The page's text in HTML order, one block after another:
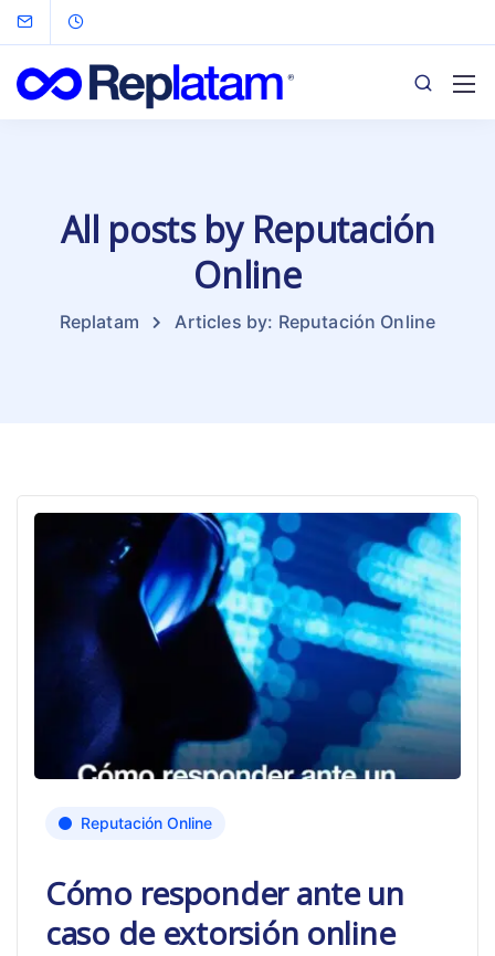
All posts by Reputación
Online
Replatam Articles by: Reputación Online
Reputación Online
Cómo responder ante un
caso de extorsión online